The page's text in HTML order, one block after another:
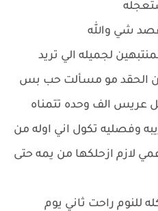
شي والله
لجميله الي تريد
الحقد مو مسألت حب بس
الف وحده تتمناه
وفصليه تكول اني اوله من
لازم ازحلكها من يمه حتى
للنوم راحت ثاني يوم